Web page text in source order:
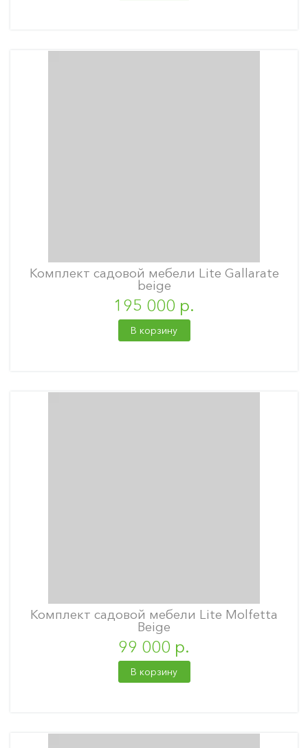
Комплект садовой мебели Lite Gallarate
beige
195 000 р.
В корзину
Комплект садовой мебели Lite Molfetta
Beige
99 000 р.
В корзину